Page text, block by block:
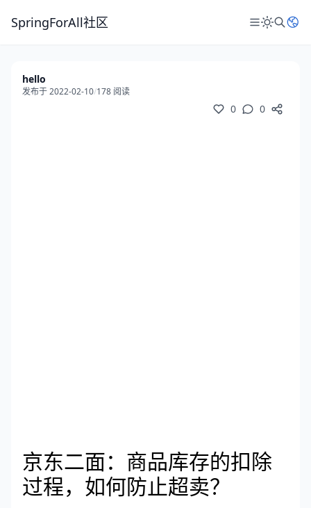
SpringForAll社区
hello
发布于 2022-02-10/178 阅读
0 0
京东二面：商品库存的扣除
过程，如何防止超卖？